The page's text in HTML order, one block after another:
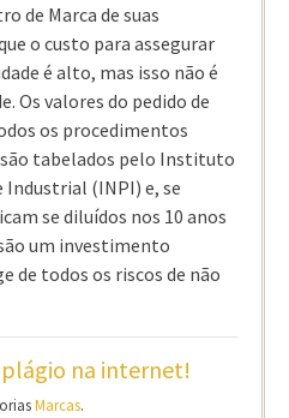
de Marca de suas
o custo para assegurar
é alto, mas isso não é
Os valores do pedido de
os procedimentos
tabelados pelo Instituto
Industrial (INPI) e, se
se diluídos nos 10 anos
um investimento
de todos os riscos de não
plágio na internet!
Marcas.